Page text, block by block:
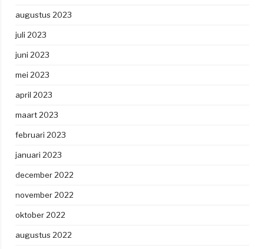
augustus 2023
juli 2023
juni 2023
mei 2023
april 2023
maart 2023
februari 2023
januari 2023
december 2022
november 2022
oktober 2022
augustus 2022